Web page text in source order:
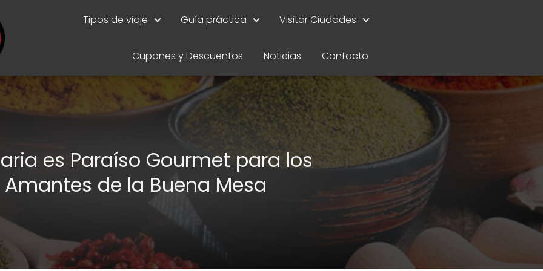
Tipos de viaje Guía práctica Visitar Ciudades
Cupones y Descuentos Noticias Contacto
es Paraíso Gourmet para los
Amantes de la Buena Mesa